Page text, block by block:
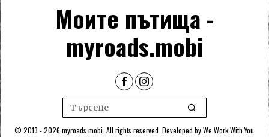
Моите пътища -
myroads.mobi
© 2013 - 2026 myroads.mobi. All rights reserved. Developed byWe Work With You